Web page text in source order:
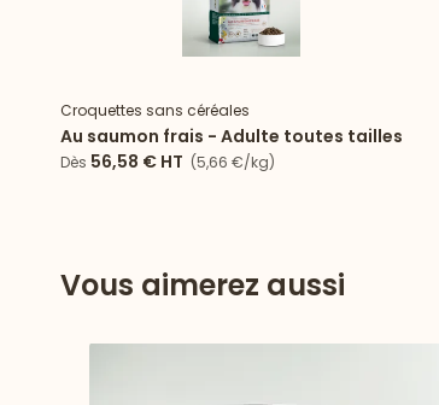
Croquettes sans céréales
Au saumon frais - Adulte toutes tailles
Dès 56,58 € HT (5,66 €/kg)
Vous aimerez aussi